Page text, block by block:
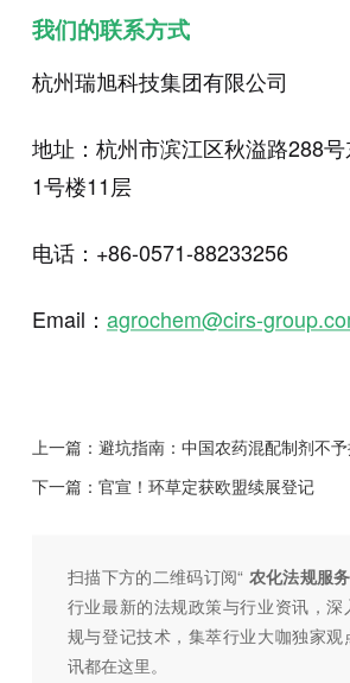
我们的联系方式
杭州瑞旭科技集团有限公司
地址：杭州市滨江区秋溢路288
1号楼11层
电话：+86-0571-88233256
Email： agrochem@cirs-
上一篇： 避坑指南：中国农药混配制剂不
下一篇： 官宣！环草定获欧盟续展登记
扫描下方的二维码订阅“ 农化法规服
行业最新的法规政策与行业资讯，深
规与登记技术，集萃行业大咖独家观
讯都在这里。